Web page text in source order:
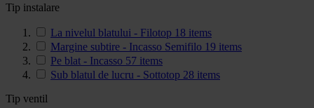
Tip instalare
La nivelul blatului - Filotop 18 items
Margine subtire - Incasso Semifilo 19 items
Pe blat - Incasso 57 items
Sub blatul de lucru - Sottotop 28 items
Tip ventil